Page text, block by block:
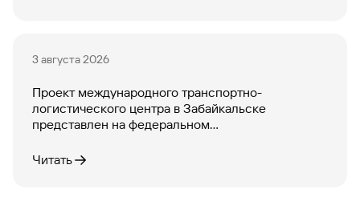
3 августа 2026
Проект международного транспортно-
логистического центра в Забайкальске
представлен на федеральном...
Читать